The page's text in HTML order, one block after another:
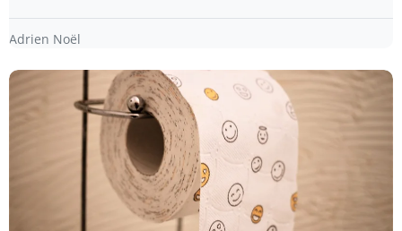
Adrien Noël